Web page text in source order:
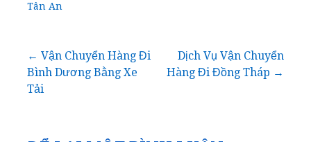
Tân An
Điều
hướng
← Vận Chuyển Hàng Đi
Bình Dương Bằng Xe
Tải
Dịch Vụ Vận Chuyển
Hàng Đi Đồng Tháp →